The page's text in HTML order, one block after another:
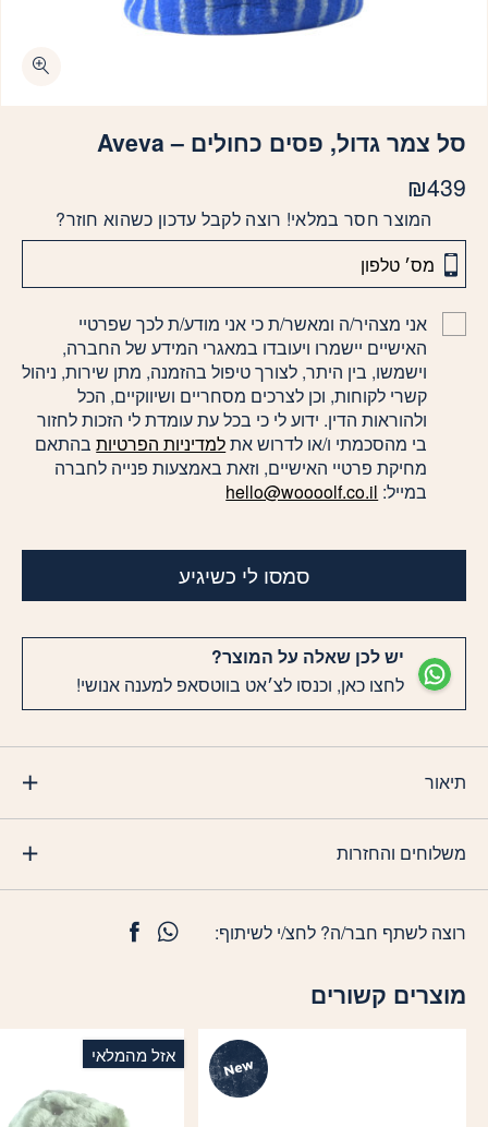
סל צמר גדול, פסים כחולים – Aveva
₪439
המוצר חסר במלאי! רוצה לקבל עדכון כשהוא חוזר?
אני מצהיר/ה ומאשר/ת כי אני מודע/ת לכך שפרטיי
האישיים יישמרו ויעובדו במאגרי המידע של החברה,
וישמשו, בין היתר, לצורך טיפול בהזמנה, מתן שירות, ניהול
קשרי לקוחות, וכן לצרכים מסחריים ושיווקיים, הכל
ולהוראות הדין. ידוע לי כי בכל עת עומדת לי הזכות לחזור
בי מהסכמתי ו/או לדרוש אתלמדיניות הפרטיותבהתאם
מחיקת פרטיי האישיים, וזאת באמצעות פנייה לחברה
במייל: hello@woooolf.co.il
סמסו לי כשיגיע
יש לכן שאלה על המוצר?
לחצו כאן, וכנסו לצ׳אט בווטסאפ למענה אנושי!
תיאור
משלוחים והחזרות
רוצה לשתף חבר/ה? לחצ/י לשיתוף:
מוצרים קשורים
אזל מהמלאי